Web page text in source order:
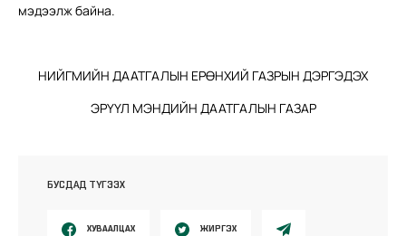
мэдээлж байна.
НИЙГМИЙН ДААТГАЛЫН ЕРӨНХИЙ ГАЗРЫН ДЭРГЭДЭХ
ЭРҮҮЛ МЭНДИЙН ДААТГАЛЫН ГАЗАР
БУСДАД ТҮГЭЭХ
ХУВААЛЦАХ ЖИРГЭХ